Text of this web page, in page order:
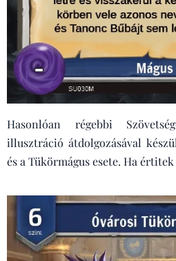
Hasonlóan régebbi
illusztráció átdolgozásával
és a Tükörmágus esete. Ha értitek